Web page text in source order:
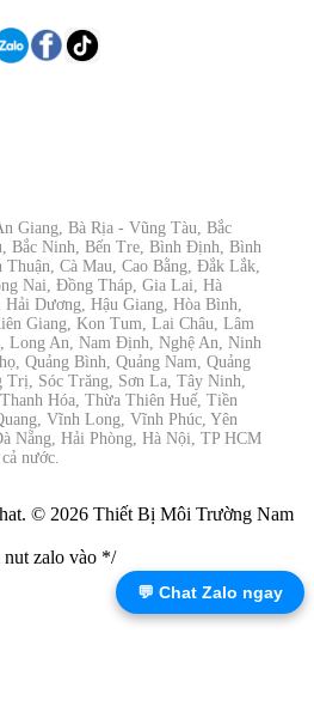
Giang, Bà Rịa - Vũng Tàu, Bắc
Bắc Ninh, Bến Tre, Bình Định, Bình
Cà Mau, Cao Bằng, Đắk Lắk,
Nai, Đồng Tháp, Gia Lai, Hà
Dương, Hậu Giang, Hòa Bình,
Giang, Kon Tum, Lai Châu, Lâm
Long An, Nam Định, Nghệ An, Ninh
Quảng Bình, Quảng Nam, Quảng
Trị, Sóc Trăng, Sơn La, Tây Ninh,
Hóa, Thừa Thiên Huế, Tiền
Vĩnh Long, Vĩnh Phúc, Yên
Nẵng, Hải Phòng, Hà Nội, TP HCM
nước.
© 2026 Thiết Bị Môi Trường Nam
zalo vào */
💬 Chat Zalo ngay